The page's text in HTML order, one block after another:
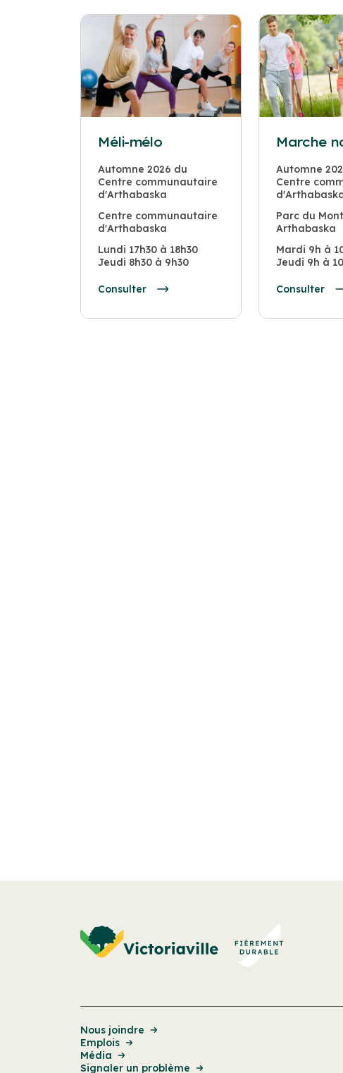
Méli-mélo
Automne 2026 du
Centre communautaire
d'Arthabaska
Centre communautaire
d'Arthabaska
Lundi 17h30 à 18h30
Jeudi 8h30 à 9h30
Consulter
Marche
Automne
Centre
Parc du
Arthabaska
Mardi 9h à
Jeudi 9h à
Consulter
Nous joindre
Emplois
Média
Signaler un problème